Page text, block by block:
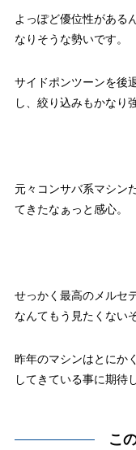
よっぽど優位性がある
なりそうな勢いです。
サイドポンツーンを後
し、絞り込みもかなり
元々コンサバ系マシン
てきたなぁっと感心。
せっかく最高のメルセ
なんてもう見たくない
昨年のマシンはとにか
してきている事に期待
こ